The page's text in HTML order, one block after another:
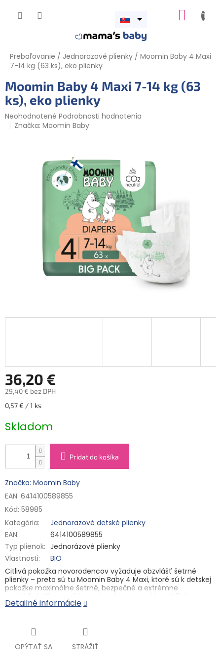
Otvoriť
Prebaľovanie / Jednorazové plienky / Moomin Baby 4 Maxi
7-14 kg (63 ks), eko plienky
Moomin Baby 4 Maxi 7-14 kg (63
ks), eko plienky
Priemerné hodnotenie produktu je 0,0 z 5 hviezdičiek.
Neohodnotené Podrobnosti hodnotenia
Značka:Moomin Baby
36,20 €
29,40 € bez DPH
Jednotková cena:
0,57 € / 1 ks
Skladom
Pridať do košíka
Značka: Moomin Baby
EAN: 6414100589855
Kód: 58985
Kategória:
Jednorazové detské plienky
EAN:
6414100589855
Typ plienok: Jednorázové plienky
Vlastnosti:
BIO
Citlivá pokožka novorodencov vyžaduje obzvlášť šetrné
plienky – preto sú tu Moomin Baby 4 Maxi, ktoré sú k detskej
pokožke maximálne šetrné, bezpečné a extrémne
spoľahlivé. Plienky sú hypoalergénne a majú certifikát
Dermatest®, ktorý zaručuje ich maximálnu účinnosť a
Celulóza je pri výrobe bielená len kyslíkom, takže sú vhodné
aj pro tú najcitlivejšiu pokožku bábätiek.
Detailné informácie
OPÝTAŤ SA STRÁŽIŤ